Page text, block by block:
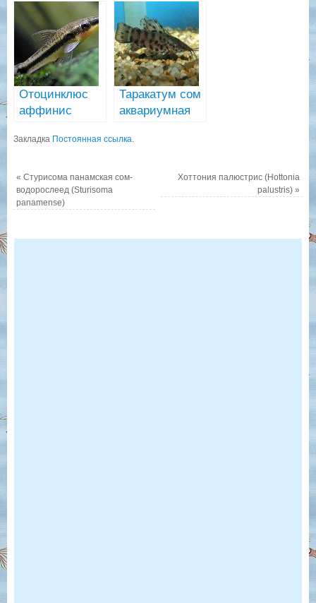
водорослеед-
чистильщик
paleatus)
Отоцинклюс
аффинис
affinis)
Таракатум сом
аквариумная
Закладка Постоянная ссылка.
« Стурисома панамская сом-
водорослеед (Sturisoma
panamense)
Хоттония палюстрис (Hottonia
palustris)»